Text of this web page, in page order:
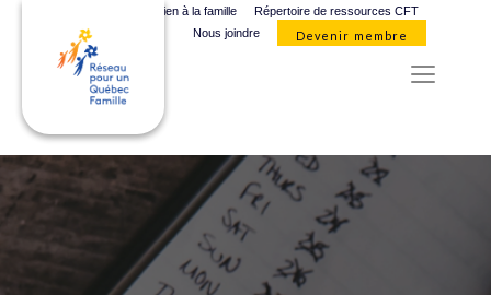
Organismes de soutien à la famille
Répertoire de ressources CFT
Nous joindre
Devenir membre